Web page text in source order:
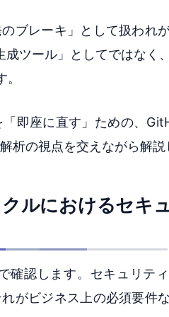
ブレーキ」として扱われ
ツール」としてではなく
即座に直す」ための、
析の視点を交えながら解説
ルにおけるセキ
確認します。セキュリテ
がビジネス上の必須要件